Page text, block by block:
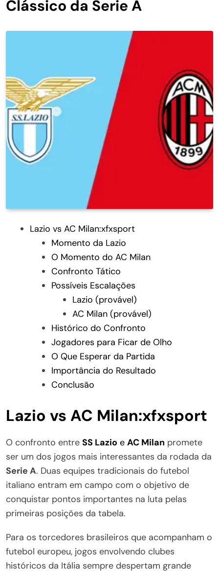
Clássico da Serie A
Lazio vs AC Milan:xfxsport
Momento da Lazio
O Momento do AC Milan
Confronto Tático
Possíveis Escalações
Lazio (provável)
AC Milan (provável)
Histórico do Confronto
Jogadores para Ficar de Olho
O Que Esperar da Partida
Importância do Resultado
Conclusão
Lazio vs AC Milan:xfxsport
O confronto entre SS Lazio e AC Milan promete
ser um dos jogos mais interessantes da rodada da
Serie A. Duas equipes tradicionais do futebol
italiano entram em campo com o objetivo de
conquistar pontos importantes na luta pelas
primeiras posições da tabela.
Para os torcedores brasileiros que acompanham o
futebol europeu, jogos envolvendo clubes
históricos da Itália sempre despertam grande